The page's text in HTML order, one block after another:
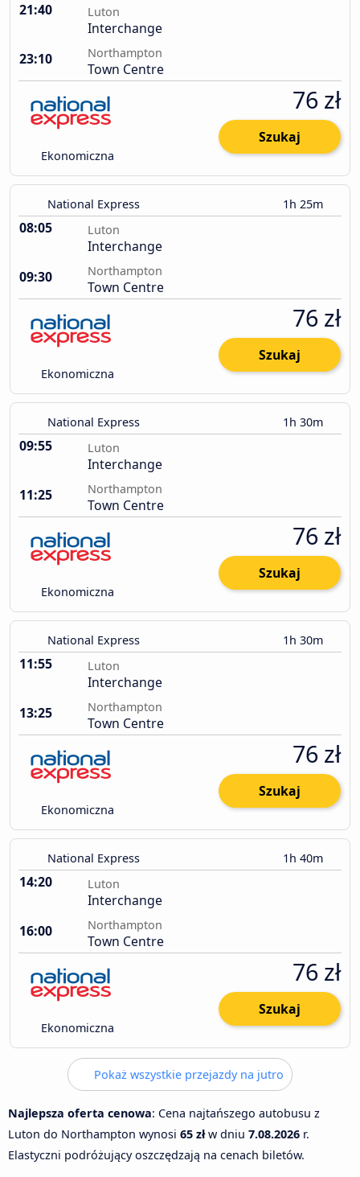
21:40 Luton
Interchange
23:10
Northampton
Town Centre
Ekonomiczna
76 zł
Szukaj
National Express 1h 25m
08:05 Luton
Interchange
09:30
Northampton
Town Centre
Ekonomiczna
76 zł
Szukaj
National Express 1h 30m
09:55 Luton
Interchange
11:25
Northampton
Town Centre
Ekonomiczna
76 zł
Szukaj
National Express 1h 30m
11:55 Luton
Interchange
13:25
Northampton
Town Centre
Ekonomiczna
76 zł
Szukaj
National Express 1h 40m
14:20 Luton
Interchange
16:00
Northampton
Town Centre
Ekonomiczna
76 zł
Szukaj
Pokaż wszystkie przejazdy na jutro
Najlepsza oferta cenowa: Cena najtańszego autobusu z
Luton do Northampton wynosi 65 złw dniu 7.08.2026 r.
Elastyczni podróżujący oszczędzają na cenach biletów.